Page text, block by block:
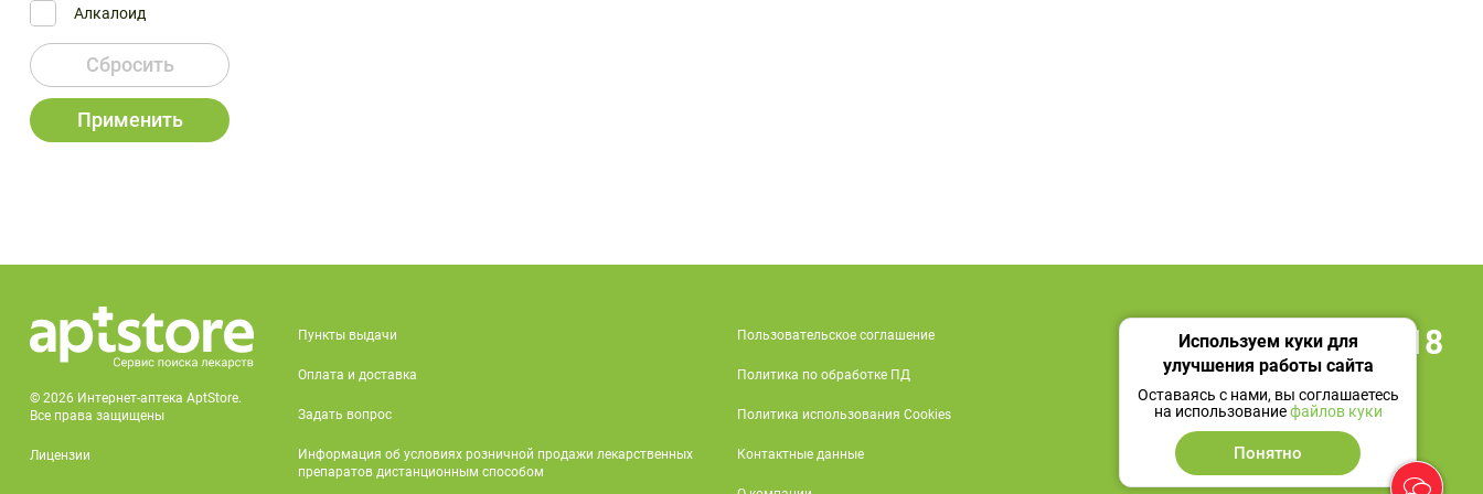
Алкалоид
Сбросить
Применить
© 2026 Интернет-аптека AptStore.
Все права защищены
Лицензии
Пункты выдачи
Оплата и доставка
Задать вопрос
Информация об условиях розничной продажи лекарственных
препаратов дистанционным способом
Пользовательское соглашение
Политика по обработке ПД
Политика использования Cookies
Контактные данные
+7 495 419 18 18
Используем куки для
улучшения работы сайта
Оставаясь с нами, вы соглашаетесь
на использованиефайлов куки
Понятно